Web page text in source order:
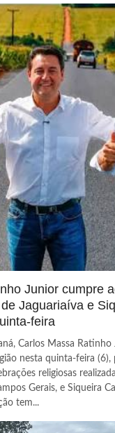
Junior cumpre
Jaguariaíva e
feira
Carlos Massa Ratinho
nesta quinta-feira
religiosas
Gerais, e Siqueira
tem...